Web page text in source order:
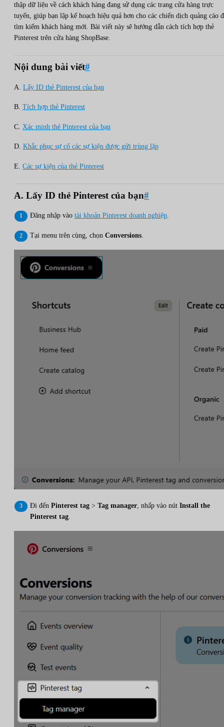
thập dữ liệu về cách khách hàng đang sử dụng các trang cửa hàng trực
tuyến, giúp bạn lập kế hoạch hiệu quả hơn cho các chiến dịch quảng cáo
tìm kiếm khách hàng mới. Bài viết này sẽ hướng dẫn cách tích hợp thẻ
Pinterest trên cửa hàng ShopBase.
Nội dung bài viết#
A. Lấy ID thẻ Pinterest của bạn
B. Tích hợp thẻ Pinterest
C. Xác minh thẻ Pinterest của bạn
D. Khắc phục sự cố các sự kiện được gửi trùng lặp
E. Các sự kiện của thẻ Pinterest
A. Lấy ID thẻ Pinterest của bạn#
Đăng nhập vào tài khoản Pinterest doanh nghiệp.
Tại menu trên cùng, chọn Conversions
Đi đến Pinterest tag > Tag manager , nhấp vào nút Install the
Pinterest tag